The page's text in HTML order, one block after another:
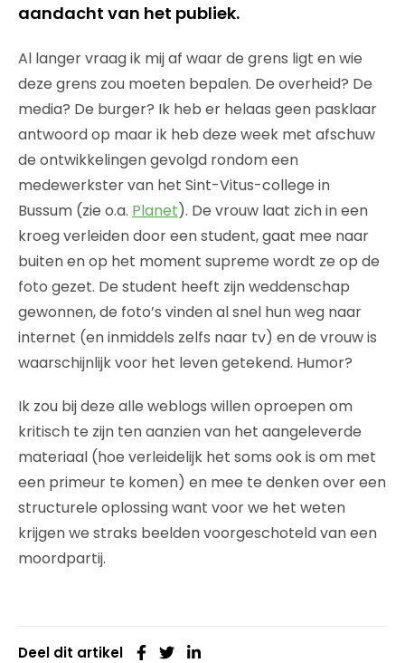
aandacht van het publiek.
Al langer vraag ik mij af waar de grens ligt en wie
deze grens zou moeten bepalen. De overheid? De
media? De burger? Ik heb er helaas geen pasklaar
antwoord op maar ik heb deze week met afschuw
de ontwikkelingen gevolgd rondom een
medewerkster van het Sint-Vitus-college in
Bussum (zie o.a. Planet). De vrouw laat zich in een
kroeg verleiden door een student, gaat mee naar
buiten en op het moment supreme wordt ze op de
foto gezet. De student heeft zijn weddenschap
gewonnen, de foto’s vinden al snel hun weg naar
internet (en inmiddels zelfs naar tv) en de vrouw is
waarschijnlijk voor het leven getekend. Humor?
Ik zou bij deze alle weblogs willen oproepen om
kritisch te zijn ten aanzien van het aangeleverde
materiaal (hoe verleidelijk het soms ook is om met
een primeur te komen) en mee te denken over een
structurele oplossing want voor we het weten
krijgen we straks beelden voorgeschoteld van een
moordpartij.
Deel dit artikel